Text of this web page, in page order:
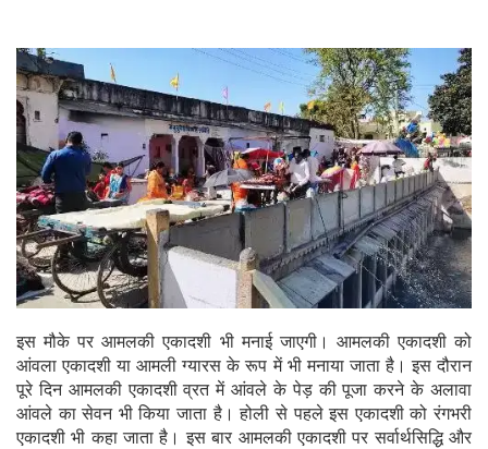
इस मौके पर आमलकी एकादशी भी मनाई जाएगी। आमलकी एकादशी को
आंवला एकादशी या आमली ग्यारस के रूप में भी मनाया जाता है। इस दौरान
पूरे दिन आमलकी एकादशी व्रत में आंवले के पेड़ की पूजा करने के अलावा
आंवले का सेवन भी किया जाता है। होली से पहले इस एकादशी को रंगभरी
एकादशी भी कहा जाता है। इस बार आमलकी एकादशी पर सर्वार्थसिद्धि और